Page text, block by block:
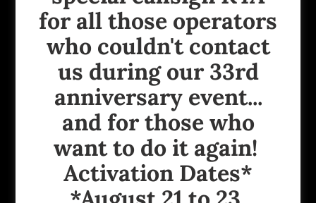
Vice Presidente: Javier - WP3JG
Secretaria: Mónica WP4TWA
Tesorera: Wanda - KP4NYC
Historiadora: Yolanda - WP4QZF
Enlace con Socios Regulares: Wilson - WP4SRT
Relacionista Público: Pedro - KP4PPC
Copyright © 2019 Amateur Radio Alliance Inc. - Todos los
derechos reservados.
for all those operators
who couldn't contact
us during our 33rd
anniversary event...
and for those who
want to do it again!
Activation Dates*